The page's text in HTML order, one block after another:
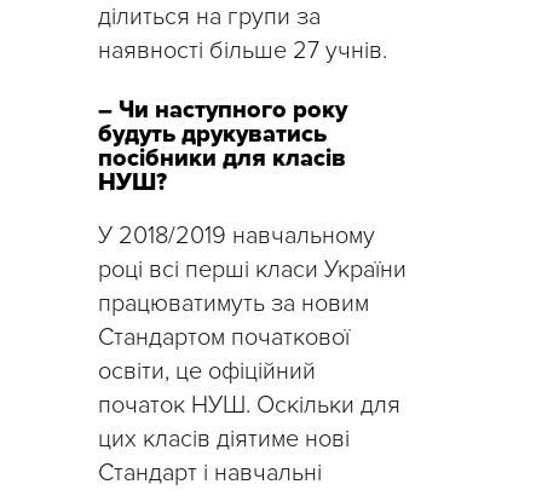
ділиться на групи за
наявності більше 27 учнів.
– Чи наступного року
будуть друкуватись
посібники для класів
НУШ?
У 2018/2019 навчальному
році всі перші класи України
працюватимуть за новим
Стандартом початкової
освіти, це офіційний
початок НУШ. Оскільки для
цих класів діятиме нові
Стандарт і навчальні